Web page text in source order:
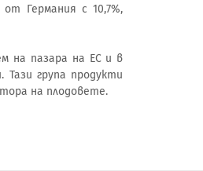
Германия с 10,7%,
на пазара на ЕС и в
група продукти
на плодовете.